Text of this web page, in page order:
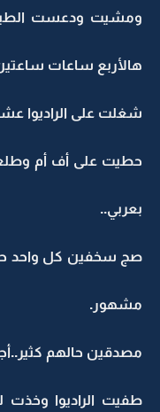
ومشيت ودعست
هالأربع ساعات
شغلت على الراديوا
حطيت على أف أم
بعربي..
صج سخفين كل واحد
مشهور.
مصدقين حالهم
طفيت الراديوا وخذت